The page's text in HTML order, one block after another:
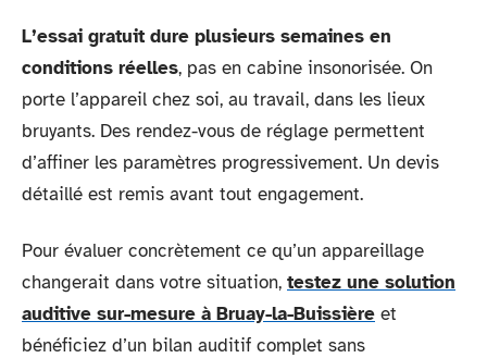
L’essai gratuit dure plusieurs semaines en
conditions réelles, pas en cabine insonorisée. On
porte l’appareil chez soi, au travail, dans les lieux
bruyants. Des rendez-vous de réglage permettent
d’affiner les paramètres progressivement. Un devis
détaillé est remis avant tout engagement.
Pour évaluer concrètement ce qu’un appareillage
changerait dans votre situation, testez une solution
auditive sur-mesure à Bruay-la-Buissière et
bénéficiez d’un bilan auditif complet sans